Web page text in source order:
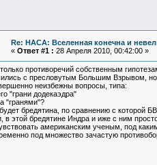
Re: НАСА: Вселенная конечна и
« Ответ #1 : 28 Апреля 2010, 00:42:00 »
только противоречий собственным
с пресловутым Большим Взрывом, но
неизбежны вопросы, типа:
"грани додекаэдра"
"гранями"?
бредятина, по сравнению с которой
в этой бредятине Индра и иже с ним
американским ученым, под
под множество зачастую